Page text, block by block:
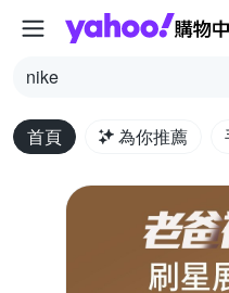
nike
首頁 為你推薦